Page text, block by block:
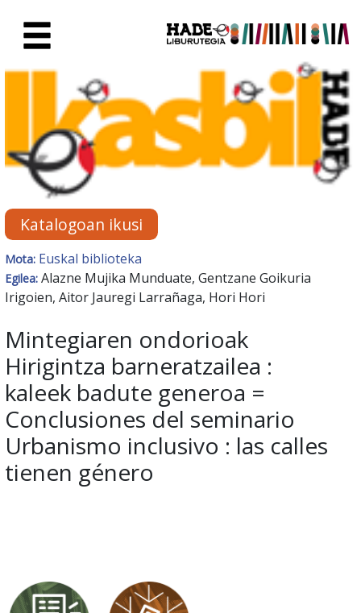
Eskuratu berriak Fitxa -
Katalogoan ikusi
Mota: Euskal biblioteka
Egilea: Alazne Mujika Munduate, Gentzane Goikuria
Irigoien, Aitor Jauregi Larrañaga, Hori Hori
Mintegiaren ondorioak
Hirigintza barneratzailea :
kaleek badute generoa =
Conclusiones del seminario
Urbanismo inclusivo : las calles
tienen género